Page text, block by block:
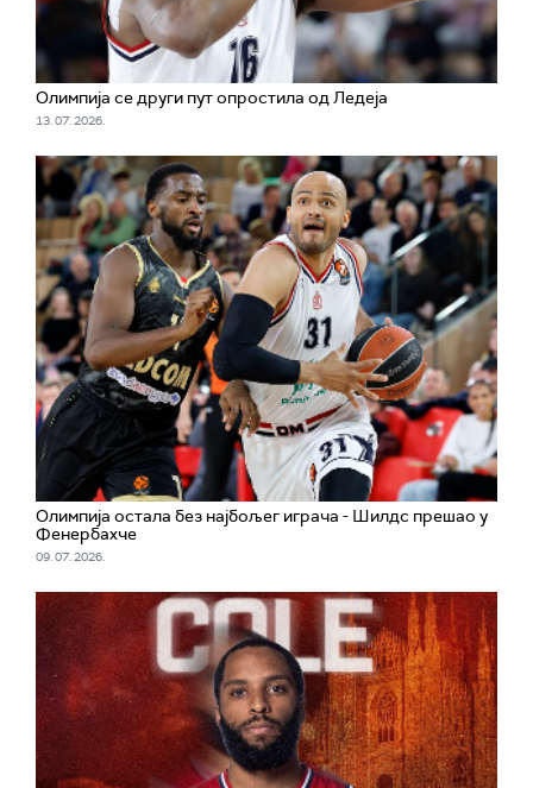
Олимпија се други пут опростила од Ледеја
13. 07. 2026.
Олимпија остала без најбољег играча - Шилдс прешао у
Фенербахче
09. 07. 2026.